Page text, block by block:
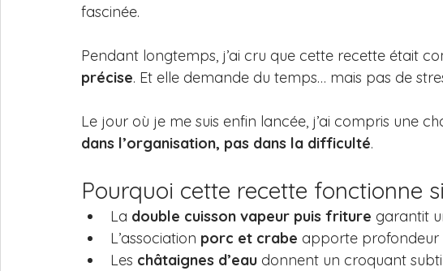
fascinée.
Pendant longtemps, j’ai cru que cette recette était
précise. Et elle demande du temps… mais pas de
Le jour où je me suis enfin lancée, j’ai compris une
dans l’organisation, pas dans la difficulté.
Pourquoi cette recette fonctionne
La double cuisson vapeur puis friture garantit
L’association porc et crabe apporte profondeur
Les châtaignes d’eau donnent un croquant